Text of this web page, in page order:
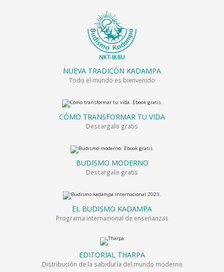
NUEVA TRADICÓN KADAMPA
Todo el mundo es bienvenido
CÓMO TRANSFORMAR TU VIDA
Descargalo gratis
BUDISMO MODERNO
Descargalo gratis
EL BUDISMO KADAMPA
Programa internacional de enseñanzas
EDITORIAL THARPA
Distribución de la sabiduría del mundo moderno